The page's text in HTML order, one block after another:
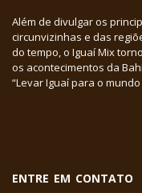
Além de divulgar os
circunvizinhas e das
do tempo, o Iguaí Mix
os acontecimentos da
“Levar Iguaí para o
ENTRE EM CONTATO